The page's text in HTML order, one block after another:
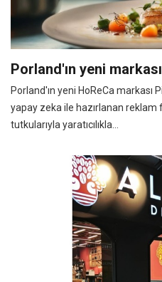
Porland'ın yeni
Porland'ın yeni HoReCa markası
yapay zeka ile hazırlanan reklam
tutkularıyla yaratıcılıkla...